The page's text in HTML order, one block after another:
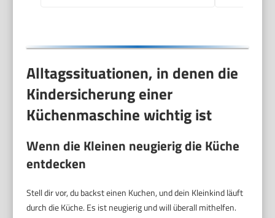
Alltagssituationen, in denen die
Kindersicherung einer
Küchenmaschine wichtig ist
Wenn die Kleinen neugierig die Küche
entdecken
Stell dir vor, du backst einen Kuchen, und dein Kleinkind läuft
durch die Küche. Es ist neugierig und will überall mithelfen.